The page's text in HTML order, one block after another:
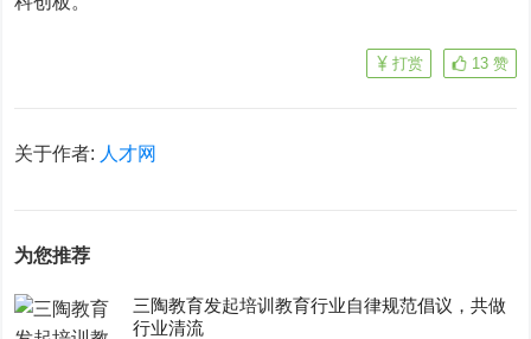
13 赞
打赏
关于作者: 人才网
为您推荐
三陶教育发起培训教育行业自律规范倡议，共做
行业清流